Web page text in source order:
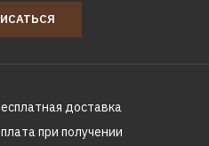
доставка
при получении